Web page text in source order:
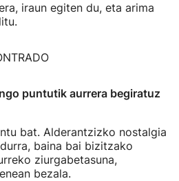
iraun egiten du, eta arima
puntutik aurrera begiratuz
bat. Alderantzizko nostalgia
baina bai bizitzako
ziurgabetasuna,
bezala.